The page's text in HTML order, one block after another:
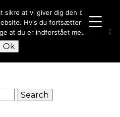
sikre at vi giver dig den bedst
Hvis du fortsætter med at
at du er indforstået med det.
Ok